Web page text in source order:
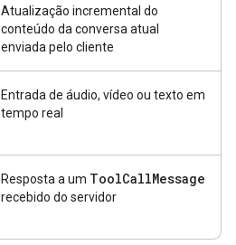
Atualização incremental do
conteúdo da conversa atual
enviada pelo cliente
Entrada de áudio, vídeo ou texto em
tempo real
Resposta a um ToolCallMessage
recebido do servidor